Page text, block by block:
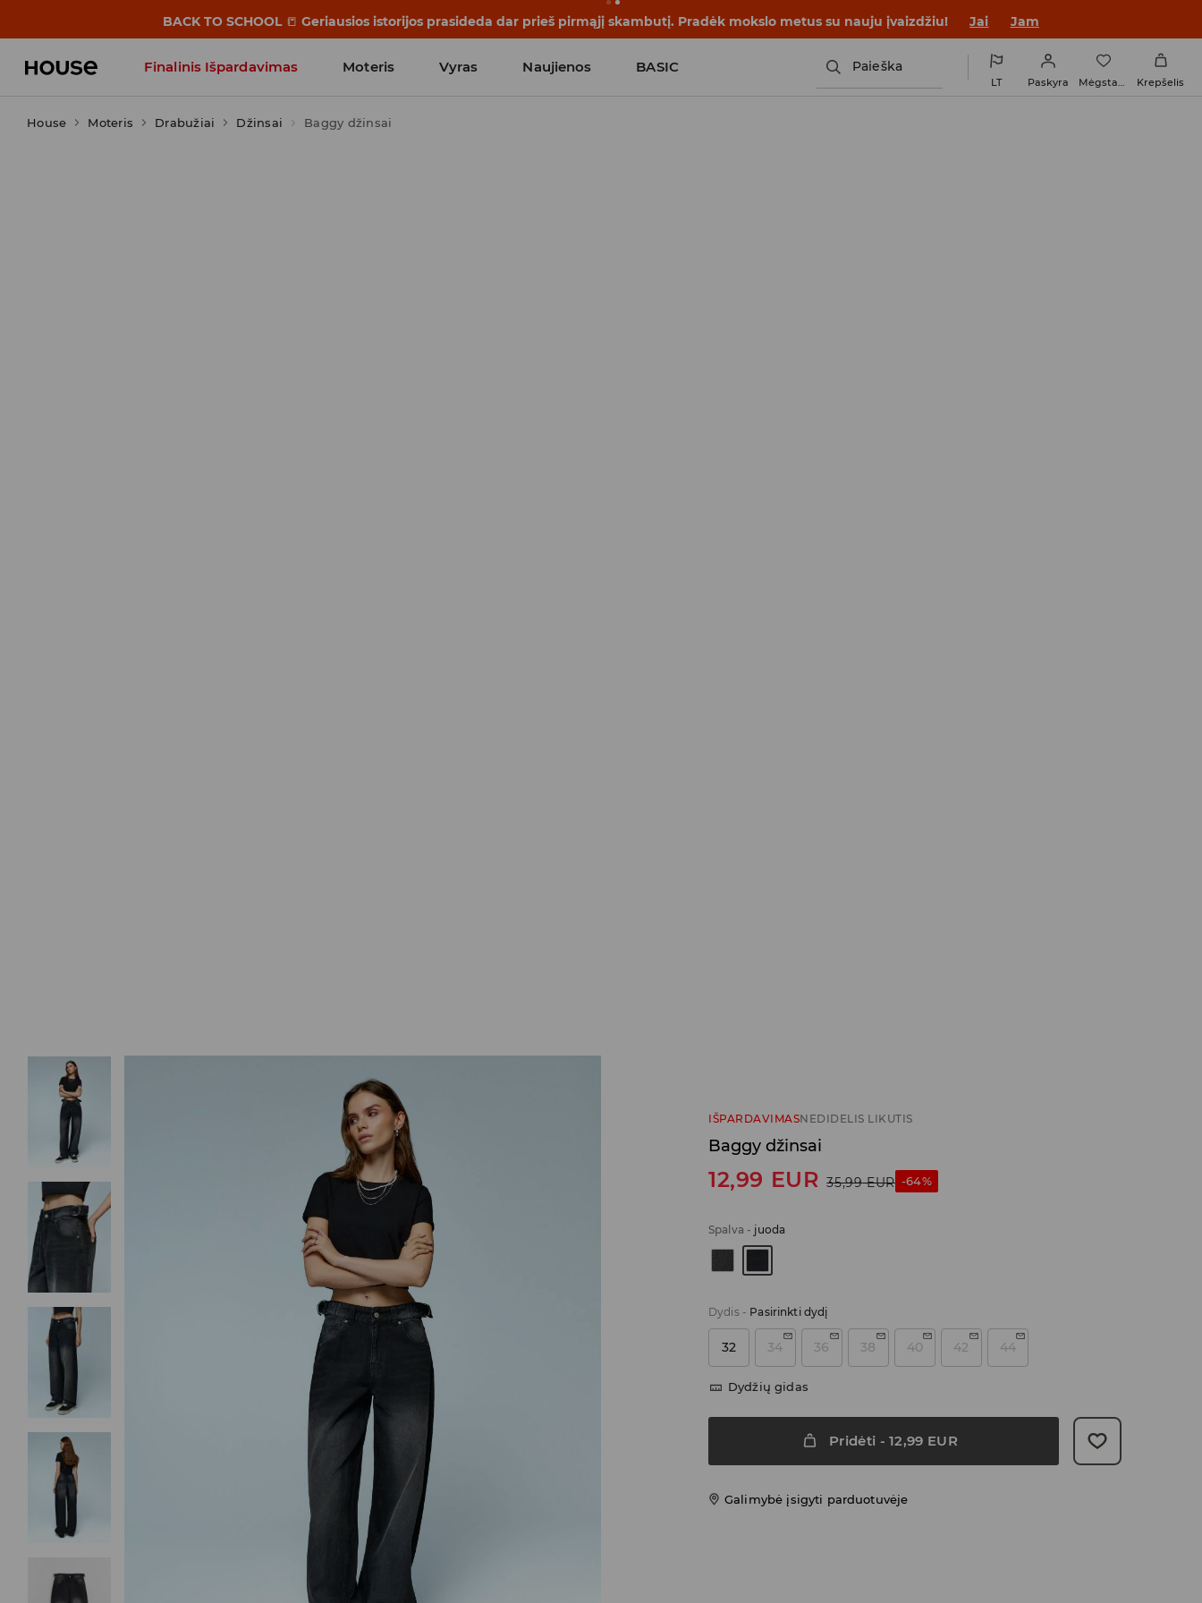
BACK TO SCHOOL 📒 Geriausios istorijos prasideda dar prieš pirmąjį skambutį. Pradėk mokslo metus su nauju įvaizdžiu! Jai Jam
Finalinis Išpardavimas Moteris Vyras Naujienos BASIC
Influencers' Faves
Paieška
LT Paskyra Mėgstamiausi Krepšelis
House Moteris Drabužiai Džinsai Baggy džinsai
IŠPARDAVIMASNEDIDELIS LIKUTIS
Baggy džinsai
12,99 EUR 35,99 EUR -64%
Spalva - juoda
Dydis- Pasirinkti dydį
32 34 36 38 40 42 44
Dydžių gidas
Pridėti -12,99 EUR
Galimybė įsigyti parduotuvėje